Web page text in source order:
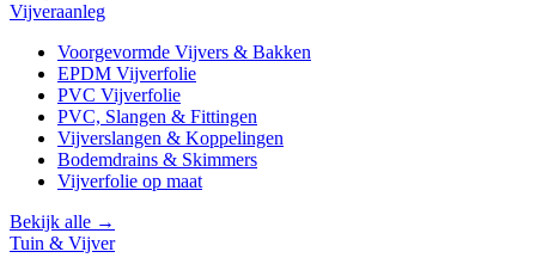
Vijveraanleg
Voorgevormde Vijvers & Bakken
EPDM Vijverfolie
PVC Vijverfolie
PVC, Slangen & Fittingen
Vijverslangen & Koppelingen
Bodemdrains & Skimmers
Vijverfolie op maat
Bekijk alle →
Tuin & Vijver